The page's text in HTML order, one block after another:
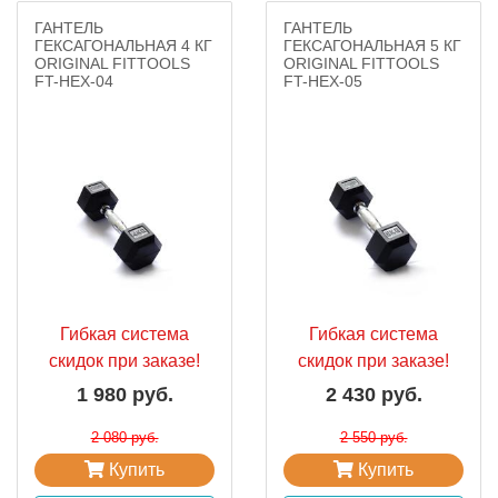
ГАНТЕЛЬ
ГЕКСАГОНАЛЬНАЯ 4 КГ
ORIGINAL FITTOOLS
FT-HEX-04
Гибкая система
скидок при заказе!
1 980 руб.
2 080 руб.
Купить
ГАНТЕЛЬ
ГЕКСАГОНАЛЬНАЯ 5 КГ
ORIGINAL FITTOOLS
FT-HEX-05
Гибкая система
скидок при заказе!
2 430 руб.
2 550 руб.
Купить